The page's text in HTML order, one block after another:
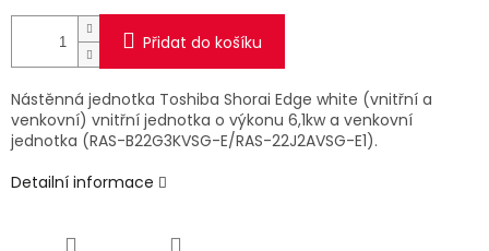
Přidat do košíku
Nástěnná jednotka Toshiba Shorai Edge white (vnitřní a
venkovní) vnitřní jednotka o výkonu 6,1kw a venkovní
jednotka (RAS-B22G3KVSG-E/RAS-22J2AVSG-E1).
Detailní informace